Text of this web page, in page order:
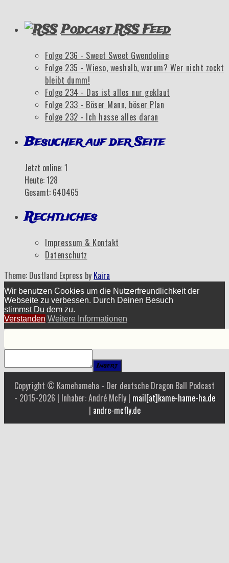
Podcast RSS Feed
Folge 236 - Sweet Sweet Gwendoline
Folge 235 - Wieso, weshalb, warum? Wer nicht zockt
bleibt dumm!
Folge 234 - Das ist alles nur geklaut
Folge 233 - Böser Mann, böser Plan
Folge 232 - Ich hasse alles daran
Besucher auf der Seite
Jetzt online: 1
Heute: 128
Gesamt: 640465
Rechtliches
Impressum & Kontakt
Datenschutz
Theme: Dustland Express by Kaira
Wir benutzen Cookies um die Nutzerfreundlichkeit der
Webseite zu verbessen. Durch Deinen Besuch
stimmst Du dem zu.
Verstanden Weitere Informationen
Insert
Copyright © Kamehameha - Der deutsche Dragon Ball Podcast
- 2015-2026 | Inhaber: André McFly | mail[at]kame-hame-ha.de
| andre-mcfly.de